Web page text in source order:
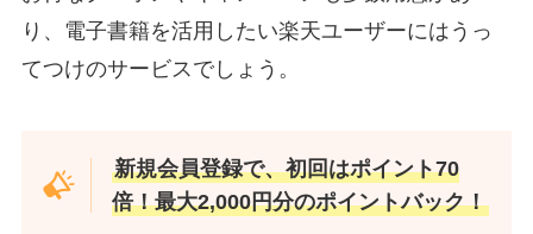
り、電子書籍を活用したい楽天ユーザーにはうっ
てつけのサービスでしょう。
新規会員登録で、初回はポイント70
倍！最大2,000円分のポイントバック！